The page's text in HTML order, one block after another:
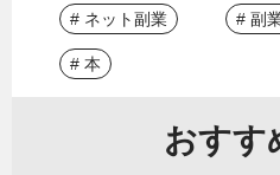
# ネット副業 # 副
# 本
おすす